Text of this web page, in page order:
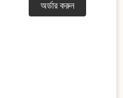
অর্ডার করুন